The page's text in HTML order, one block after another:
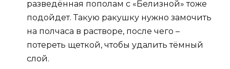
разведённая пополам с «Белизной» тоже
подойдет. Такую ракушку нужно замочить
на полчаса в растворе, после чего –
потереть щеткой, чтобы удалить тёмный
слой.